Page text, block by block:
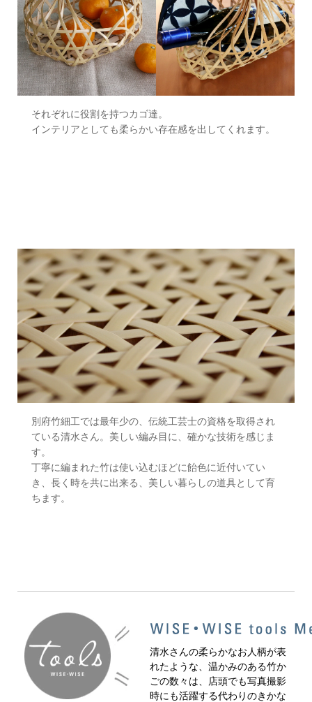
それぞれに役割を持つカゴ達。
インテリアとしても柔らかい存在感を出してくれます。
別府竹細工では最年少の、伝統工芸士の資格を取得され
ている清水さん。美しい編み目に、確かな技術を感じま
す。
丁寧に編まれた竹は使い込むほどに飴色に近付いてい
き、長く時を共に出来る、美しい暮らしの道具として育
ちます。
清水さんの柔らかなお人柄が表
れたような、温かみのある竹か
ごの数々は、店頭でも写真撮影
時にも活躍する代わりのきかな